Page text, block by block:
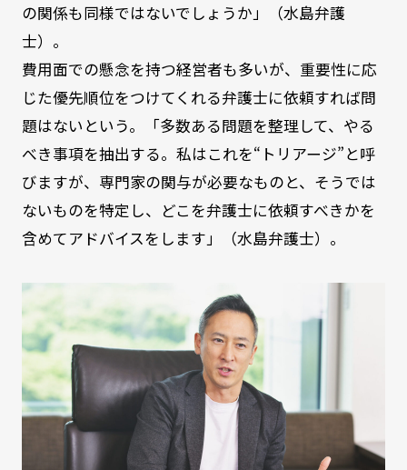
の関係も同様ではないでしょうか」（水島弁護
士）。
費用面での懸念を持つ経営者も多いが、重要性に応
じた優先順位をつけてくれる弁護士に依頼すれば問
題はないという。「多数ある問題を整理して、やる
べき事項を抽出する。私はこれを“トリアージ”と呼
びますが、専門家の関与が必要なものと、そうでは
ないものを特定し、どこを弁護士に依頼すべきかを
含めてアドバイスをします」（水島弁護士）。